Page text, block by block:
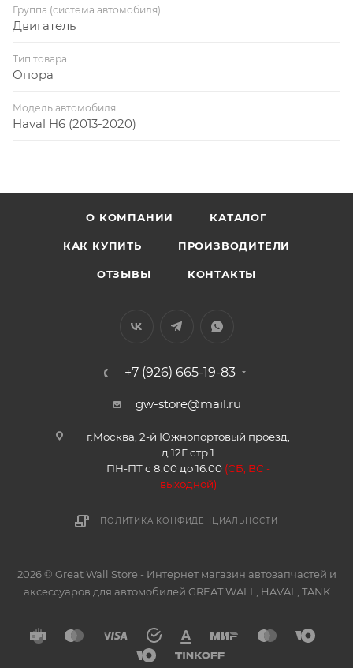
Группа (система автомобиля)
Двигатель
Тип товара
Опора
Модель автомобиля
Haval H6 (2013-2020)
О КОМПАНИИ КАТАЛОГ
КАК КУПИТЬ ПРОИЗВОДИТЕЛИ
ОТЗЫВЫ КОНТАКТЫ
+7 (926) 665-19-83
gw-store@mail.ru
г.Москва, 2-й Южнопортовый проезд,
д.12Г стр.1
ПН-ПТ с 8:00 до 16:00 (СБ, ВС -
выходной)
ПОЛИТИКА КОНФИДЕНЦИАЛЬНОСТИ
2026 © Great Wall Store - Интернет магазин автозапчастей и
аксессуаров для автомобилей GREAT WALL, HAVAL, TANK